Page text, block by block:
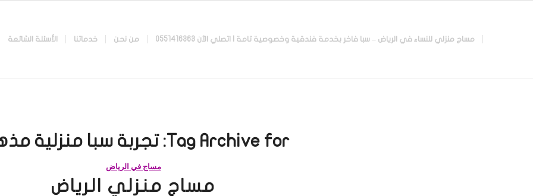
مساج منزلي للنساء في الرياض – سبا فاخر بخدمة فندقية وخصوصية تامة | اتصلي الآن 0551416363 من نحن خدماتنا الأسئلة الشائعة
Tag Archive for: تجربة سبا منزلية
مساج في الرياض
مساج منزلي الرياض